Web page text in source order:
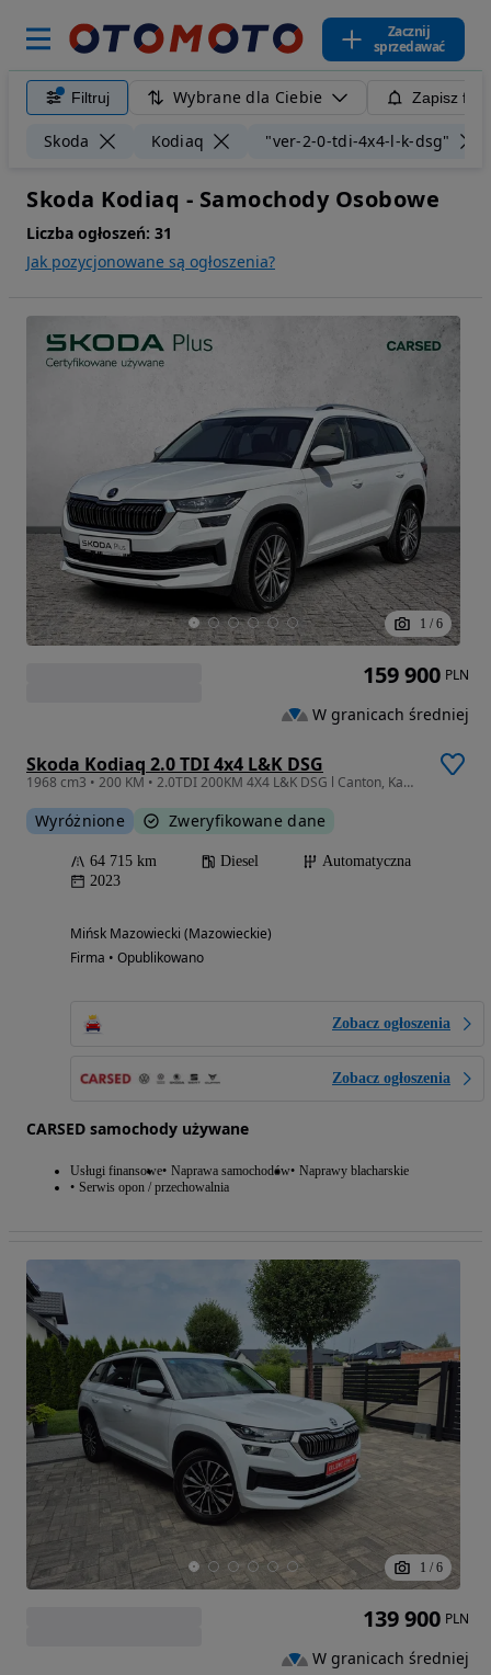
Zacznij
sprzedawać
Filtruj Wybrane dla Ciebie Zapisz
Skoda Kodiaq "ver-2-0-tdi-4x4-l-k-dsg"
Skoda Kodiaq - Samochody Osobowe
Liczba ogłoszeń: 31
Jak pozycjonowane są ogłoszenia?
1 / 6
Skoda Kodiaq 2.0 TDI 4x4 L&K DSG
1968 cm3 • 200 KM • 2.0TDI 200KM 4X4 L&K DSG l Canton, Kamey 360°, Grzana Szyba, VAT23% l
Wyróżnione Zweryfikowane dane
64 715 km Diesel
Automatyczna
2023
Mińsk Mazowiecki (Mazowieckie)
Firma • Opublikowano
Zobacz ogłoszenia
Zobacz ogłoszenia
CARSED samochody używane
Usługi finansowe Naprawa samochodów Naprawy blacharskie
Serwis opon / przechowalnia
159 900 PLN
W granicach średniej
1 / 6
139 900 PLN
W granicach średniej